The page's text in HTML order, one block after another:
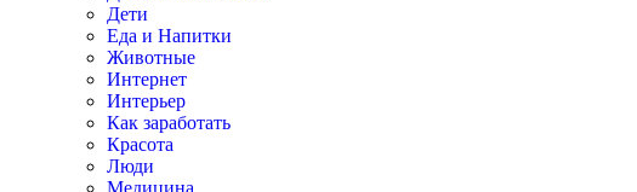
Дети
Еда и Напитки
Животные
Интернет
Интерьер
Как заработать
Красота
Люди
Медицина